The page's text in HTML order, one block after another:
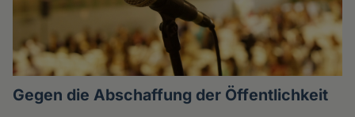
Gegen die Abschaffung der Öffentlichkeit